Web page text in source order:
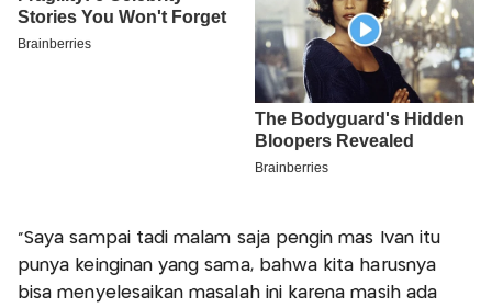
"Saya sampai tadi malam saja pengin mas Ivan itu
punya keinginan yang sama, bahwa kita harusnya
bisa menyelesaikan masalah ini karena masih ada